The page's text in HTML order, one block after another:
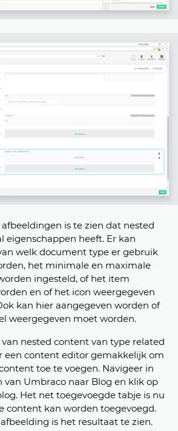
is te zien dat nested
eigenschappen heeft. Er kan
welk document type er gebruik
het minimale en maximale
ingesteld, of het item
en of het icon weergegeven
kan hier aangegeven worden of
weergegeven moet worden.
nested content van type related
een content editor gemakkelijk om
toe te voegen. Navigeer in
van Umbraco naar Blog en klik op
Het net toegevoegde tabje is nu
content kan worden toegevoegd.
is het resultaat te zien.